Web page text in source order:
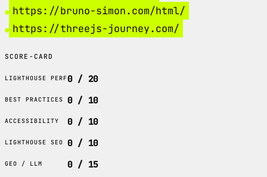
https://bruno-simon.com/html/
https://threejs-journey.com/
SCORE-CARD
LIGHTHOUSE PERF0 / 20
BEST PRACTICES 0 / 10
ACCESSIBILITY 0 / 10
LIGHTHOUSE SEO 0 / 10
GEO / LLM 0 / 15